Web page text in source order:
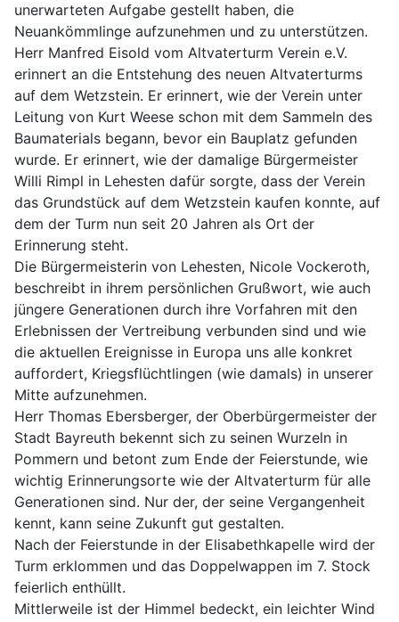
unerwarteten Aufgabe gestellt haben, die
Neuankömmlinge aufzunehmen und zu unterstützen.
Herr Manfred Eisold vom Altvaterturm Verein e.V.
erinnert an die Entstehung des neuen Altvaterturms
auf dem Wetzstein. Er erinnert, wie der Verein unter
Leitung von Kurt Weese schon mit dem Sammeln des
Baumaterials begann, bevor ein Bauplatz gefunden
wurde. Er erinnert, wie der damalige Bürgermeister
Willi Rimpl in Lehesten dafür sorgte, dass der Verein
das Grundstück auf dem Wetzstein kaufen konnte, auf
dem der Turm nun seit 20 Jahren als Ort der
Erinnerung steht.
Die Bürgermeisterin von Lehesten, Nicole Vockeroth,
beschreibt in ihrem persönlichen Grußwort, wie auch
jüngere Generationen durch ihre Vorfahren mit den
Erlebnissen der Vertreibung verbunden sind und wie
die aktuellen Ereignisse in Europa uns alle konkret
auffordert, Kriegsflüchtlingen (wie damals) in unserer
Mitte aufzunehmen.
Herr Thomas Ebersberger, der Oberbürgermeister der
Stadt Bayreuth bekennt sich zu seinen Wurzeln in
Pommern und betont zum Ende der Feierstunde, wie
wichtig Erinnerungsorte wie der Altvaterturm für alle
Generationen sind. Nur der, der seine Vergangenheit
kennt, kann seine Zukunft gut gestalten.
Nach der Feierstunde in der Elisabethkapelle wird der
Turm erklommen und das Doppelwappen im 7. Stock
feierlich enthüllt.
Mittlerweile ist der Himmel bedeckt, ein leichter Wind